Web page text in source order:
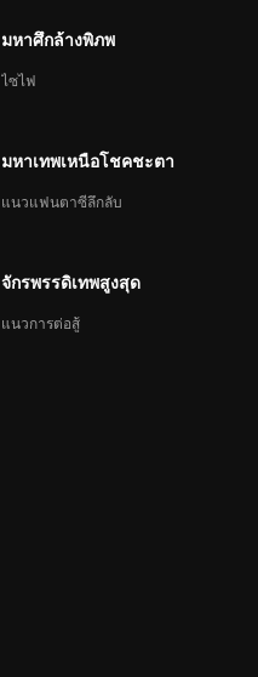
มหาศึกล้างพิภพ
ไซไฟ
มหาเทพเหนือโชคชะตา
แนวแฟนตาซีลึกลับ
จักรพรรดิเทพสูงสุด
แนวการต่อสู้